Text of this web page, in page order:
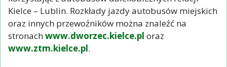
Kielce – Lublin. Rozkłady jazdy autobusów miejskich
oraz innych przewoźników można znaleźć na
stronachwww.dworzec.kielce.pl oraz
www.ztm.kielce.pl.